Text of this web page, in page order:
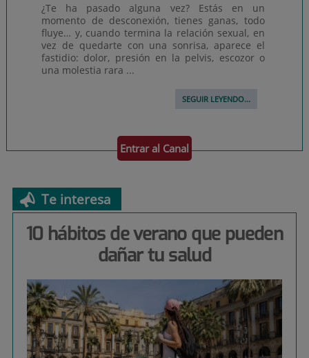
¿Te ha pasado alguna vez? Estás en un
momento de desconexión, tienes ganas, todo
fluye… y, cuando termina la relación sexual, en
vez de quedarte con una sonrisa, aparece el
fastidio: dolor, presión en la pelvis, escozor o
una molestia rara ...
SEGUIR LEYENDO...
Entrar al Canal
10 hábitos de verano que pueden
dañar tu salud
Te interesa